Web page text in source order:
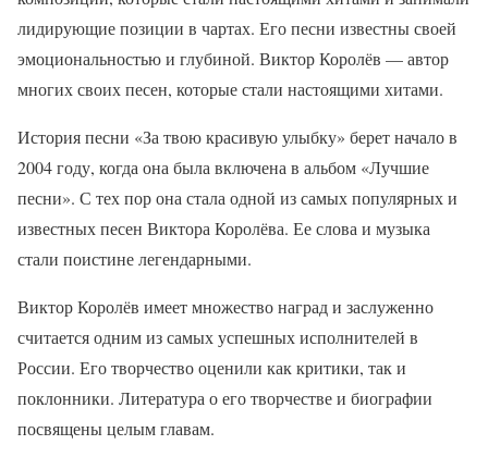
лидирующие позиции в чартах. Его песни известны своей
эмоциональностью и глубиной. Виктор Королёв — автор
многих своих песен, которые стали настоящими хитами.
История песни «За твою красивую улыбку» берет начало в
2004 году, когда она была включена в альбом «Лучшие
песни». С тех пор она стала одной из самых популярных и
известных песен Виктора Королёва. Ее слова и музыка
стали поистине легендарными.
Виктор Королёв имеет множество наград и заслуженно
считается одним из самых успешных исполнителей в
России. Его творчество оценили как критики, так и
поклонники. Литература о его творчестве и биографии
посвящены целым главам.